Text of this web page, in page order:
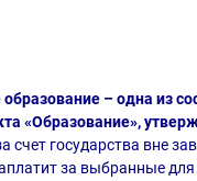
– одна из
«Образование»,
счет государства вне
за выбранные